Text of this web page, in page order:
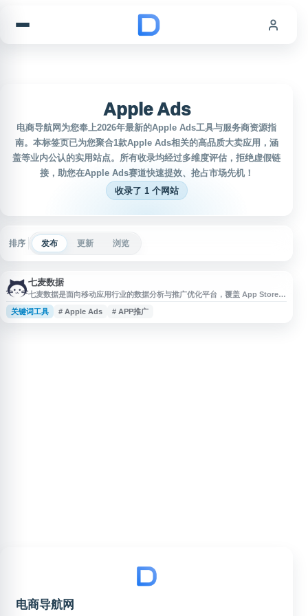
Apple Ads
电商导航网为您奉上2026年最新的Apple Ads工具与服务商资源指
南。本标签页已为您聚合1款Apple Ads相关的高品质大卖应用，涵
盖等业内公认的实用站点。所有收录均经过多维度评估，拒绝虚假链
接，助您在Apple Ads赛道快速提效、抢占市场先机！
收录了 1 个网站
排序 发布 更新 浏览
七麦数据
七麦数据是面向移动应用行业的数据分析与推广优化平台，覆盖 App Store
与 Google Play，提供 iOS、Android 应用市场数据查询、关键词优化、
Apple Ads/Search Ads 分析等工具与服务。平台还提供应用推广案例、技术
关键词工具 # Apple Ads # APP推广
电商导航网